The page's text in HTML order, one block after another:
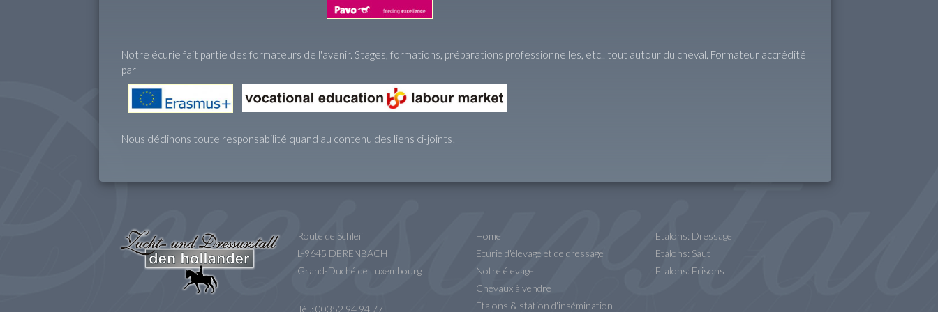
Notre écurie fait partie des formateurs de l'avenir. Stages, formations, préparations professionnelles, etc.. tout autour du cheval. Formateur accrédité
par
Nous déclinons toute responsabilité quand au contenu des liens ci-joints!
Route de Schleif
L-9645 DERENBACH
Grand-Duché de Luxembourg
Tél.: 00352 94 94 77
Home
Ecurie d'élevage et de dressage
Notre élevage
Chevaux à vendre
Etalons & station d'insémination
Etalons: Dressage
Etalons: Saut
Etalons: Frisons